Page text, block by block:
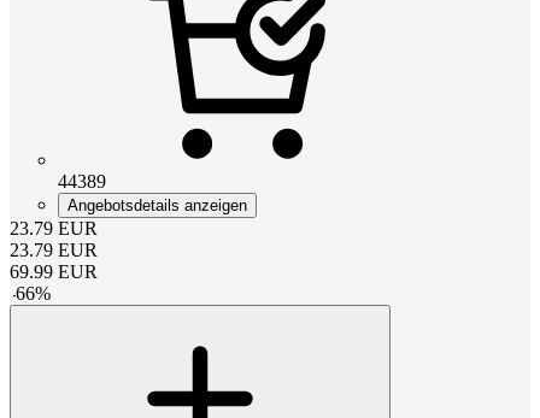
44389
Angebotsdetails anzeigen
23.79 EUR
23.79 EUR
69.99 EUR
-66%